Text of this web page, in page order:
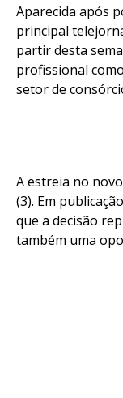
Aparecida após
principal
partir desta
profissional
setor de
A estreia no
(3). Em
que a decisão
também uma